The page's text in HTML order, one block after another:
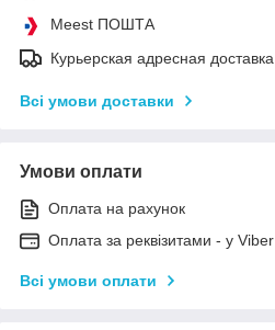
Meest ПОШТА
Курьерская адресная доставка
Всі умови доставки
Умови оплати
Оплата на рахунок
Оплата за реквізитами - у
Всі умови оплати